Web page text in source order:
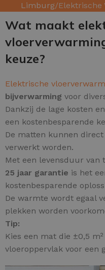
Limburg Elektrische
Wat maakt
keuze?
Elektrische
bijverwarming voor
Dankzij de lage kosten
een kostenbesparende
De matten kunnen
verwerkt worden.
Met een levensduur van
25 jaar garantie is het
kostenbesparende
De warmte wordt egaal
plekken worden
Tip:
Kies een mat die ±0,5
vloeroppervlak voor een